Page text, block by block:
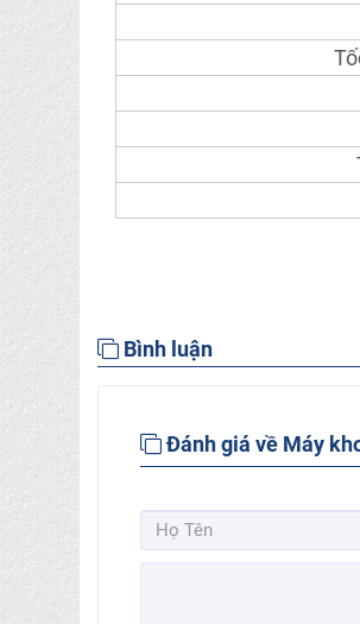
Bình luận
Đánh giá về Máy